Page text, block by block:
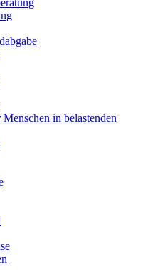
in belastenden